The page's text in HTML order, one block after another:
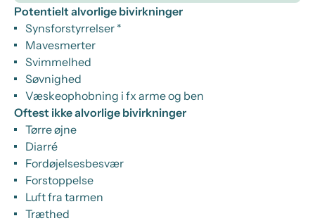
Potentielt alvorlige bivirkninger
Synsforstyrrelser *
Mavesmerter
Svimmelhed
Søvnighed
Væskeophobning i fx arme og ben
Oftest ikke alvorlige bivirkninger
Tørre øjne
Diarré
Fordøjelsesbesvær
Forstoppelse
Luft fra tarmen
Træthed